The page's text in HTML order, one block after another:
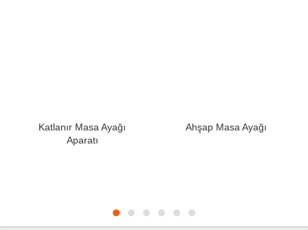
Katlanır Masa Ayağı
Aparatı
Ahşap Masa Ayağı